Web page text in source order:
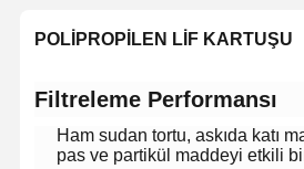
POLİPROPİLEN LİF KARTUŞU​
​Filtreleme Performansı​
Ham sudan tortu, askıda katı
pas ve partikül maddeyi etkili